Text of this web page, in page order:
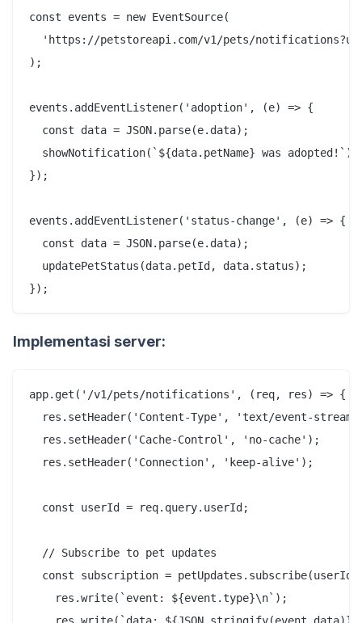
const events = new EventSource(
'https://petstoreapi.com/v1/pets/
);
events.addEventListener('adoption', (e) => {
  const data = JSON.parse(e.data);
  showNotification(`${data.petName} was adopted!`);
});
events.addEventListener('status-change', (e) => {
  const data = JSON.parse(e.data);
  updatePetStatus(data.petId, data.status);
Implementasi server:
app.get('/v1/pets/notifications', (req, res) => {
res.setHeader('Content-Type', 'text/event-
  res.setHeader('Cache-Control', 'no-cache');
  res.setHeader('Connection', 'keep-alive');
  const userId = req.query.userId;
  // Subscribe to pet updates
const subscription =
    res.write(`event: ${event.type}\n`);